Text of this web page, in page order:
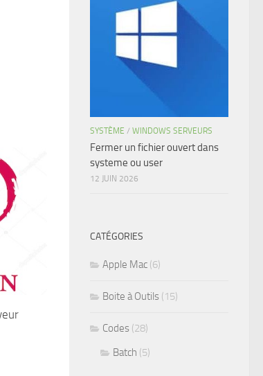
SYSTÈME / WINDOWS SERVEURS
Fermer un fichier ouvert dans
systeme ou user
12 JUIN 2026
CATÉGORIES
Apple Mac (6)
Boite à Outils (15)
Codes (28)
Batch (5)